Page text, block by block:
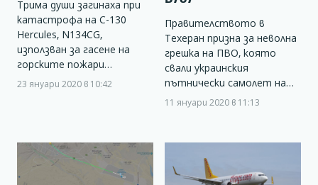
Трима души загинаха при
катастрофа на C-130
Hercules, N134CG,
използван за гасене на
горските пожари…
23 януари 2020 в 10:42
Правителството в
Техеран призна за неволна
грешка на ПВО, която
свали украинския
пътнически самолет на…
11 януари 2020 в 11:13